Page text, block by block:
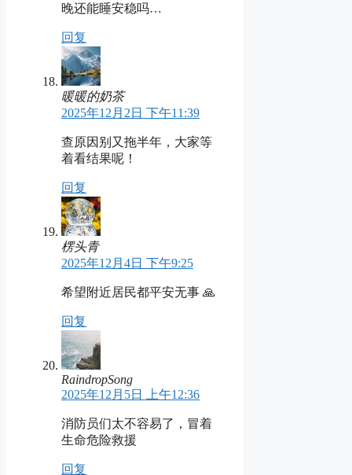
晚还能睡安稳吗…
回复
暖暖的奶茶
2025年12月2日 下午11:39
查原因别又拖半年，大家等
着看结果呢！
回复
楞头青
2025年12月4日 下午9:25
希望附近居民都平安无事 🙏
回复
RaindropSong
2025年12月5日 上午12:36
消防员们太不容易了，冒着
生命危险救援
回复